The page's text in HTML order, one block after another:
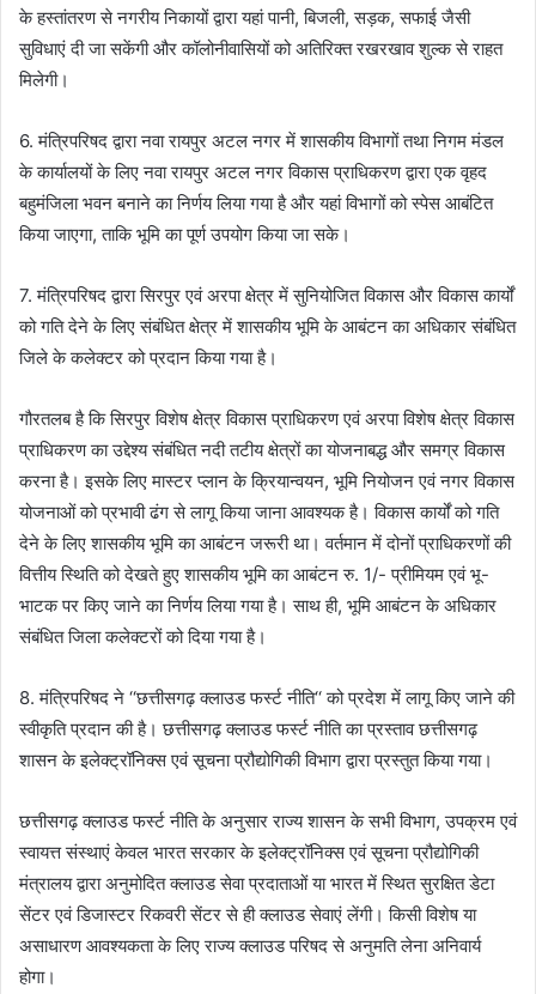
के हस्तांतरण से नगरीय निकायों द्वारा यहां पानी, बिजली, सड़क, सफाई जैसी
सुविधाएं दी जा सकेंगी और कॉलोनीवासियों को अतिरिक्त रखरखाव शुल्क से राहत
मिलेगी।
6. मंत्रिपरिषद द्वारा नवा रायपुर अटल नगर में शासकीय विभागों तथा निगम मंडल
के कार्यालयों के लिए नवा रायपुर अटल नगर विकास प्राधिकरण द्वारा एक वृहद
बहुमंजिला भवन बनाने का निर्णय लिया गया है और यहां विभागों को स्पेस आबंटित
किया जाएगा, ताकि भूमि का पूर्ण उपयोग किया जा सके।
7. मंत्रिपरिषद द्वारा सिरपुर एवं अरपा क्षेत्र में सुनियोजित विकास और विकास कार्यों
को गति देने के लिए संबंधित क्षेत्र में शासकीय भूमि के आबंटन का अधिकार संबंधित
जिले के कलेक्टर को प्रदान किया गया है।
गौरतलब है कि सिरपुर विशेष क्षेत्र विकास प्राधिकरण एवं अरपा विशेष क्षेत्र विकास
प्राधिकरण का उद्देश्य संबंधित नदी तटीय क्षेत्रों का योजनाबद्ध और समग्र विकास
करना है। इसके लिए मास्टर प्लान के क्रियान्वयन, भूमि नियोजन एवं नगर विकास
योजनाओं को प्रभावी ढंग से लागू किया जाना आवश्यक है। विकास कार्यों को गति
देने के लिए शासकीय भूमि का आबंटन जरूरी था। वर्तमान में दोनों प्राधिकरणों की
वित्तीय स्थिति को देखते हुए शासकीय भूमि का आबंटन रु. 1/- प्रीमियम एवं भू-
भाटक पर किए जाने का निर्णय लिया गया है। साथ ही, भूमि आबंटन के अधिकार
संबंधित जिला कलेक्टरों को दिया गया है।
8. मंत्रिपरिषद ने ‘‘छत्तीसगढ़ क्लाउड फर्स्ट नीति‘‘ को प्रदेश में लागू किए जाने की
स्वीकृति प्रदान की है। छत्तीसगढ़ क्लाउड फर्स्ट नीति का प्रस्ताव छत्तीसगढ़
शासन के इलेक्ट्रॉनिक्स एवं सूचना प्रौद्योगिकी विभाग द्वारा प्रस्तुत किया गया।
छत्तीसगढ़ क्लाउड फर्स्ट नीति के अनुसार राज्य शासन के सभी विभाग, उपक्रम एवं
स्वायत्त संस्थाएं केवल भारत सरकार के इलेक्ट्रॉनिक्स एवं सूचना प्रौद्योगिकी
मंत्रालय द्वारा अनुमोदित क्लाउड सेवा प्रदाताओं या भारत में स्थित सुरक्षित डेटा
सेंटर एवं डिजास्टर रिकवरी सेंटर से ही क्लाउड सेवाएं लेंगी। किसी विशेष या
असाधारण आवश्यकता के लिए राज्य क्लाउड परिषद से अनुमति लेना अनिवार्य
होगा।